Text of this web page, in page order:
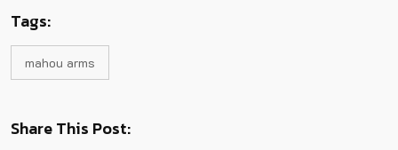
Tags:
mahou arms
Share This Post: